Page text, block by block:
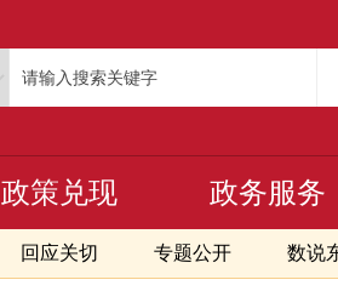
回应关切 专题公开 数说
政策兑现 政务服务